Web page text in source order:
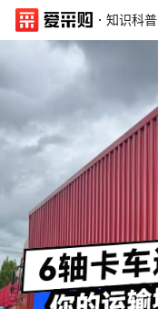
· 知识科普